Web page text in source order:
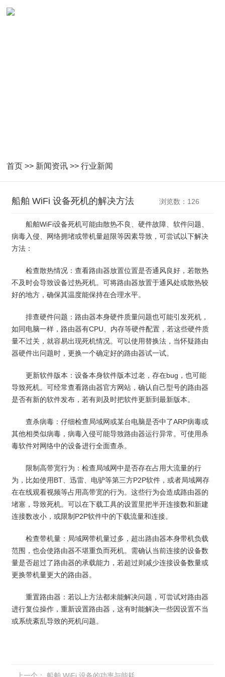
首页 >> 新闻资讯 >>行业新闻
船舶 WiFi 设备死机的解决方法 浏览数：126
船舶WiFi设备死机可能由散热不良、硬件故障、软件问题、
病毒入侵、网络拥堵或带机量超限等因素导致，可尝试以下解决
方法：
检查散热情况：查看路由器放置位置是否通风良好，若散热
不及时会导致设备过热死机。可将路由器放置于通风处或散热较
好的地方，确保其温度能保持在合理水平。
排查硬件问题：路由器本身硬件质量问题也可能引发死机，
如同电脑一样，路由器有CPU、内存等硬件配置，若这些硬件质
量不过关，就容易出现死机情况。可以使用替换法，当怀疑路由
器硬件出问题时，更换一个确定好的路由器试一试。
更新软件版本：设备本身软件版本过老，存在bug，也可能
导致死机。可经常查看路由器官方网站，确认自己型号的路由器
是否有新的软件发布，若有则及时把软件更新到最新版本。
查杀病毒：仔细检查局域网或某台电脑是否中了ARP病毒或
其他相类似病毒，病毒入侵可能导致路由器运行异常。可使用杀
毒软件对网络中的设备进行全面查杀。
限制高带宽行为：检查局域网中是否存在占用大流量的行
为，比如使用BT、迅雷、电驴等第三方P2P软件，或者局域网存
在在线观看视频等占用高带宽的行为。这些行为会造成路由器的
堵塞，导致死机。可以在下载工具的设置里把半开连接数和新建
连接数改小，或限制P2P软件中的下载流量和连接。
检查带机量：局域网带机量过多，超出路由器本身带机负载
范围，也会使路由器不堪重负而死机。需确认当前连接的设备数
量是否超过了路由器的承载能力，若超过则减少连接设备数量或
更换带机量更大的路由器。
重置路由器：若以上方法都未能解决问题，可尝试对路由器
进行复位操作，重新设置路由器，这有时能解决一些因设置不当
或系统紊乱导致的死机问题。